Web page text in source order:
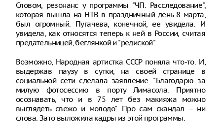
Словом, резонанс у программы "ЧП. Расследование",
которая вышла на НТВ в праздничный день 8 марта,
был огромный. Пугачева, конечной, ее увидела. И
увидела, как относятся теперь к ней в России, считая
предательницей, беглянкой и "редиской".
Возможно, Народная артистка СССР поняла что-то. И,
выдержав паузу в сутки, на своей странице в
социальной сети сделала заявление: "Благодарю за
милую фотосессию в порту Лимасола. Приятно
осознавать, что и в 75 лет без макияжа можно
выглядеть свежо и молодо". Про сам скандал – ни
слова. Зато выложила кадры из этой программы.